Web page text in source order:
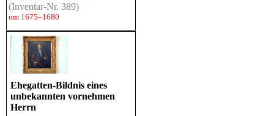
(Inventar-Nr. 389)
um 1675–1680
Ehegatten-Bildnis eines
unbekannten vornehmen
Herrn